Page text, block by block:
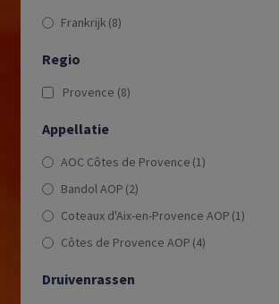
Frankrijk (8)
Regio
Provence (8)
Appellatie
AOC Côtes de Provence (1)
Bandol AOP (2)
Coteaux d'Aix-en-Provence AOP (1)
Côtes de Provence AOP (4)
Druivenrassen